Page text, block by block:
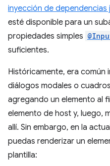
inyección de dependencias
esté disponible para un
propiedades simples
suficientes.
Históricamente, era común
diálogos modales o
agregando un elemento al
elemento de host y, luego,
allí. Sin embargo, en la
puedas renderizar un
plantilla: